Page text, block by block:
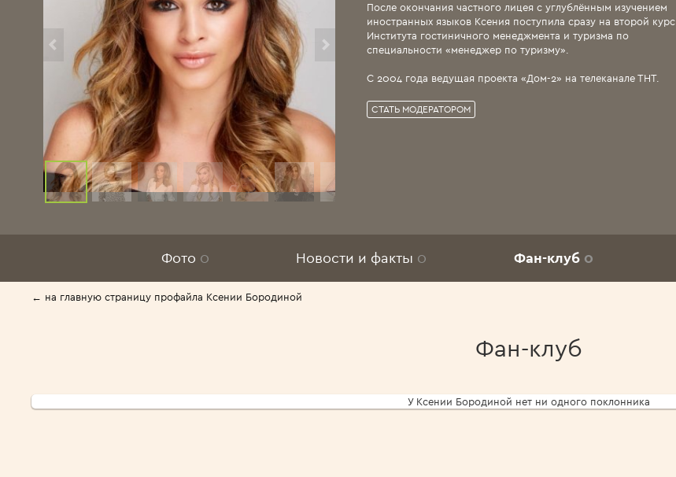
После окончания частного лицея с углублённым изучением
иностранных языков Ксения поступила сразу на второй курс
Института гостиничного менеджмента и туризма по
специальности «менеджер по туризму».
С 2004 года ведущая проекта «Дом-2» на телеканале ТНТ.
СТАТЬ МОДЕРАТОРОМ
Фото 0 Новости и факты 0 Фан-клуб 0
← на главную страницу профайла Ксении Бородиной
Фан-клуб
У Ксении Бородиной нет ни одного поклонника